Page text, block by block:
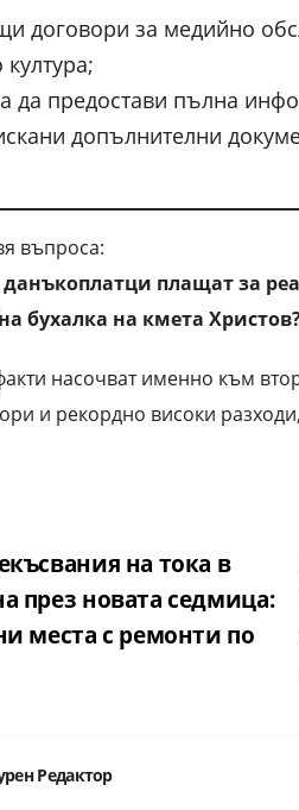
договори за медийно
да предостави пълна
допълнителни
въпроса:
плащат за
бухалка на кмета
насочват именно към
и рекордно високи
на тока в
през новата седмица:
места с ремонти по
Редактор